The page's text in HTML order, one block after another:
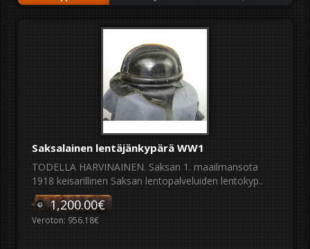
Saksalainen lentäjänkypärä WW1
TODELLA HARVINAINEN. Saksan 1. maailmansota
1918 keisarillinen Saksan lentopalveluiden lentokyp..
1,200.00€
Veroton: 956.18€